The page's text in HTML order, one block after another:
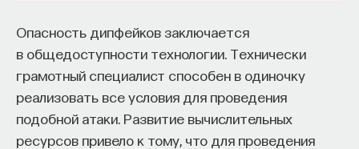
Опасность дипфейков заключается
в общедоступности технологии. Технически
грамотный специалист способен в одиночку
реализовать все условия для проведения
подобной атаки. Развитие вычислительных
ресурсов привело к тому, что для проведения